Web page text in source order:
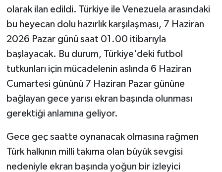
olarak ilan edildi. Türkiye ile Venezuela arasındaki
bu heyecan dolu hazırlık karşılaşması, 7 Haziran
2026 Pazar günü saat 01.00 itibarıyla
başlayacak. Bu durum, Türkiye'deki futbol
tutkunları için mücadelenin aslında 6 Haziran
Cumartesi gününü 7 Haziran Pazar gününe
bağlayan gece yarısı ekran başında olunması
gerektiği anlamına geliyor.
Gece geç saatte oynanacak olmasına rağmen
Türk halkının milli takıma olan büyük sevgisi
nedeniyle ekran başında yoğun bir izleyici